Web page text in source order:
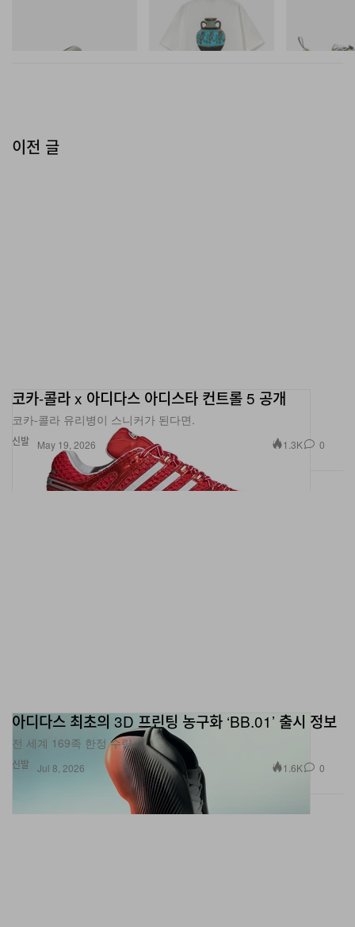
쇼핑하기
신발
코카-콜라 유리병이 스니커가 된다면.
May 19, 2026
신발
전 세계 169족 한정 수량.
Jul 8, 2026